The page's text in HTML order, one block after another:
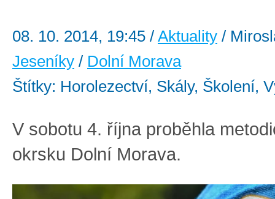
08. 10. 2014, 19:45 / Aktuality /
Jeseníky / Dolní Morava
Štítky: Horolezectví, Skály, Školení,
V sobotu 4. října proběhla
okrsku Dolní Morava.